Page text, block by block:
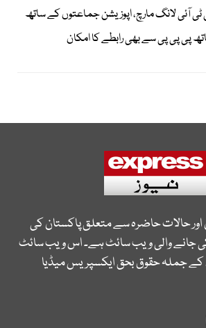
ٹی آئی لانگ مارچ، اپوزیشن جماعتوں کے ساتھ
پی پی پی سے بھی رابطے کا امکان
اور حالات حاضرہ سے متعلق پاکستان کی
جانے والی ویب سائٹ ہے۔ اس ویب سائٹ
کے جملہ حقوق بحق ایکسپریس میڈیا